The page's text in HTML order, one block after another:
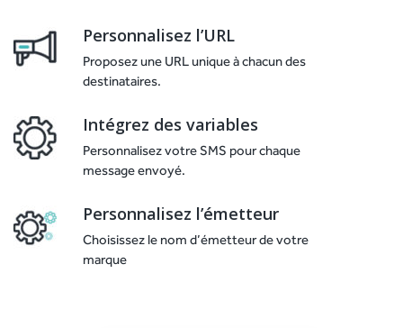
Personnalisez l’URL
Proposez une URL unique à chacun des
destinataires.
Intégrez des variables
Personnalisez votre SMS pour chaque
message envoyé.
Personnalisez l’émetteur
Choisissez le nom d’émetteur de votre
marque